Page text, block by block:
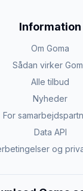
Information
Om Goma
Sådan virker
Alle tilbud
Nyheder
For
Data API
og